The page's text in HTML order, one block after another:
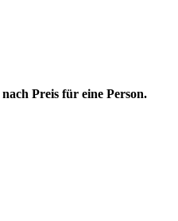
nach Preis für eine Person.